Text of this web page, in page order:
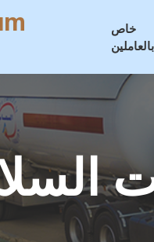
خاص
بالعاملين